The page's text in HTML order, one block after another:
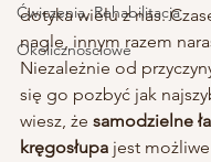
Ćwiczenia, Rehabilitacja
Okolicznosciowe
dotyka wielu z nas.
nagle, innym razem
Niezależnie od
się go pozbyć jak
wiesz, że samodzielne
kręgosłupa jest